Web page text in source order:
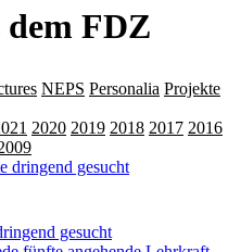
dem FDZ
NEPS Personalia Projekte
2020 2019 2018 2017 2016
gesucht